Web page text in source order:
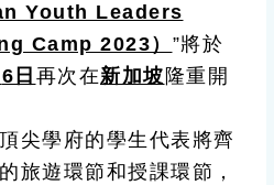
Youth Leaders
Camp 2023） ”將於
6 日 再次在新加坡 隆重開
尖學府的學生代表將齊
旅遊環節和授課環節，